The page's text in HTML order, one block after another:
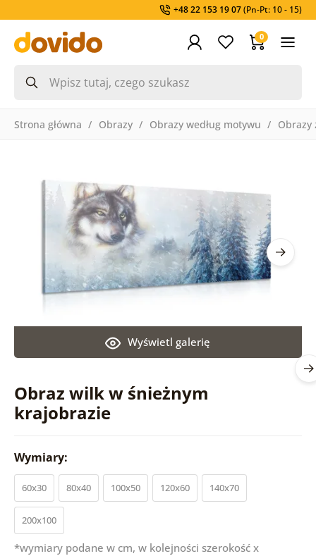
+48 22 153 19 07(Pn-Pt: 10 - 15)
0
Strona główna Obrazy Obrazy według motywu Obrazy
Obraz wilk w śnieżnym
krajobrazie
Wyświetl galerię
Wymiary:
60x30 80x40 100x50 120x60 140x70
200x100
*wymiary podane w cm, w kolejności szerokość x